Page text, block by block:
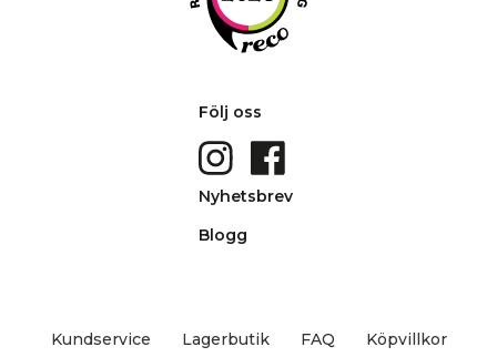
Följ oss
Nyhetsbrev
Blogg
Kundservice Lagerbutik FAQ Köpvillkor